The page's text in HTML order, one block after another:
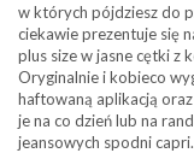
w których pójdziesz do
ciekawie prezentuje się
plus size w jasne cętki z
Oryginalnie i kobieco
haftowaną aplikacją
je na co dzień lub na
jeansowych spodni capri.